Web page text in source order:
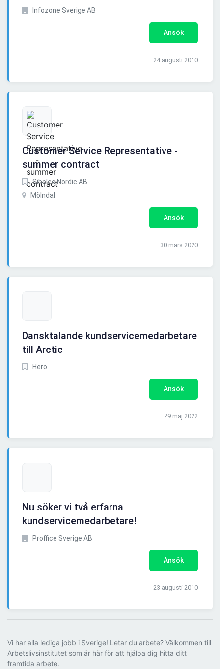
Infozone Sverige AB
Ansök
24 augusti 2010
Customer Service Representative -
summer contract
Sibelco Nordic AB
Mölndal
Ansök
30 mars 2020
Dansktalande kundservicemedarbetare
till Arctic
Hero
Ansök
29 maj 2022
Nu söker vi två erfarna
kundservicemedarbetare!
Proffice Sverige AB
Ansök
23 augusti 2010
Vi har alla lediga jobb i Sverige! Letar du arbete? Välkommen till
Arbetslivsinstitutet som är här för att hjälpa dig hitta ditt
framtida arbete.